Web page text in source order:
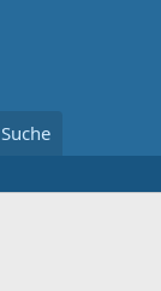
Suche